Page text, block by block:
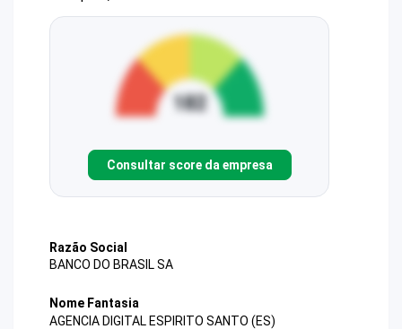
Consultar score da empresa
Razão Social
BANCO DO BRASIL SA
Nome Fantasia
AGENCIA DIGITAL ESPIRITO SANTO (ES)